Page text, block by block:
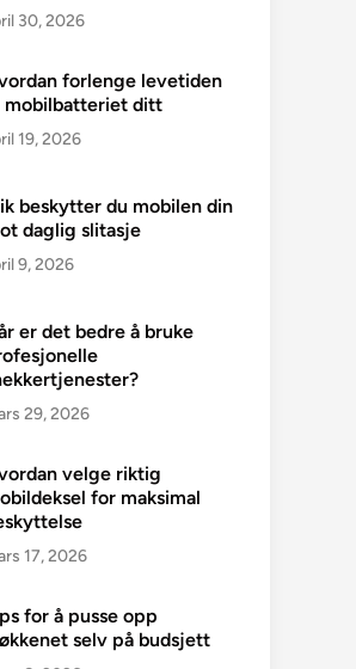
30, 2026
forlenge levetiden
mobilbatteriet ditt
19, 2026
beskytter du mobilen din
daglig slitasje
9, 2026
er det bedre å bruke
29, 2026
velge riktig
for maksimal
17, 2026
for å pusse opp
selv på budsjett